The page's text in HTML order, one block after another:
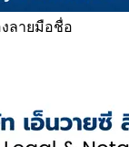
ลายมือชื่อ